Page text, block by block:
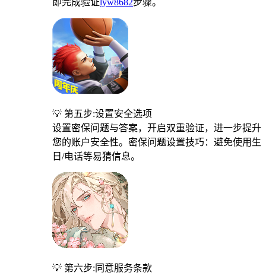
💡 第五步:设置安全选项
设置密保问题与答案，开启双重验证，进一步提升
您的账户安全性。密保问题设置技巧：避免使用生
日/电话等易猜信息。
💡 第六步:同意服务条款